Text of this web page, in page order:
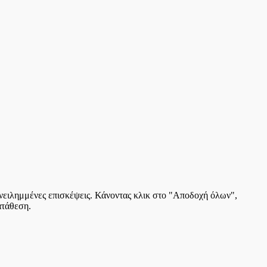
επισκέψεις. Κάνοντας κλικ στο "Αποδοχή όλων",